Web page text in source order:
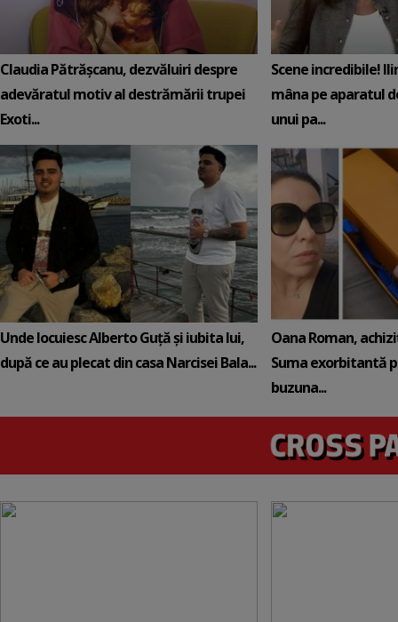
Claudia Pătrășcanu, dezvăluiri despre
adevăratul motiv al destrămării trupei
Exoti...
Scene incredibile!
mâna pe aparatul
unui pa...
Unde locuiesc Alberto Guță și iubita lui,
după ce au plecat din casa Narcisei Bala...
Oana Roman,
Suma exorbitantă
buzuna...